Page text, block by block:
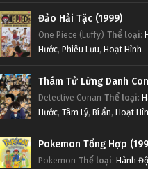
Đảo Hải Tặc (1999)
One Piece (Luffy) Thể loại:
Hước, Phiêu Lưu, Hoạt Hình
Thám Tử Lừng Danh
Detective Conan Thể loại:
Hước, Tâm Lý, Bí ẩn, Hoạt
Pokemon Tổng Hợp
Pokemon Thể loại: Hành